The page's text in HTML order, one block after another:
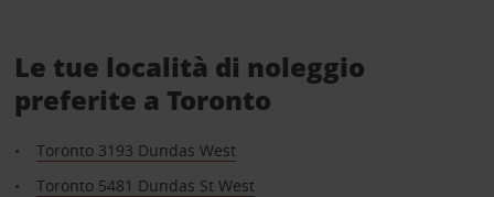
Le tue località di noleggio
preferite a Toronto
Toronto 3193 Dundas West
Toronto 5481 Dundas St West